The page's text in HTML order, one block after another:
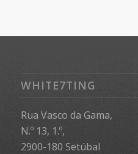
WHITE7TING
Rua Vasco da Gama,
N.º 13, 1.º,
2900-180 Setúbal